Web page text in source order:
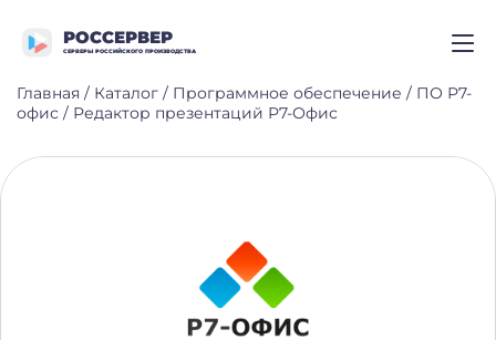
РОССЕРВЕР
СЕРВЕРЫ РОССИЙСКОГО ПРОИЗВОДСТВА
Главная / Каталог / Программное обеспечение / ПО Р7-
офис / Редактор презентаций Р7-Офис